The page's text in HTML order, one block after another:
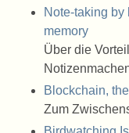
Note-taking by
memory
Über die
Blockchain,
Zum